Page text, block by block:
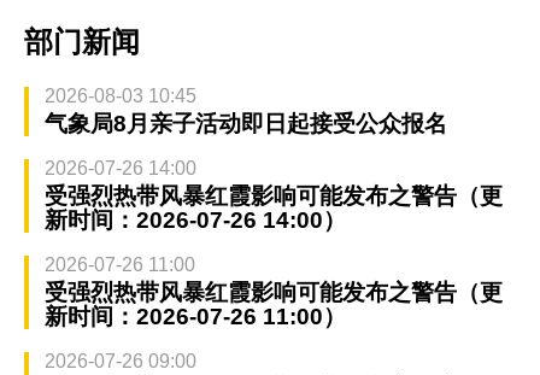
部门新闻
2026-08-03 10:45
气象局8月亲子活动即日起接受公众报名
2026-07-26 14:00
受强烈热带风暴红霞影响可能发布之警告（更
新时间：2026-07-26 14:00）
2026-07-26 11:00
受强烈热带风暴红霞影响可能发布之警告（更
新时间：2026-07-26 11:00）
2026-07-26 09:00